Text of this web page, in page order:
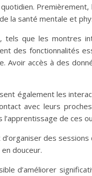
la santé mentale et
tels que les montres
des fonctionnalités
Avoir accès à des
également les
avec leurs
de ces
des
douceur.
d’améliorer